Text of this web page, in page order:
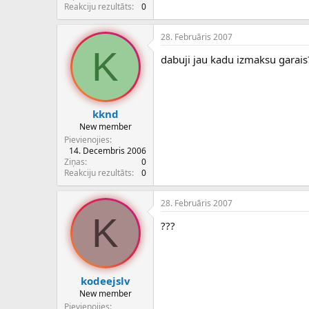
c
ē
Reakciju rezultāts
0
K
kknd
New member
Pievienojies
14. Decembris 2006
Ziņas
0
Reakciju rezultāts
0
28. Februāris 2007
dabuji jau kadu izmaksu
K
kodeejslv
New member
Pievienojies
28. Februāris 2007
???